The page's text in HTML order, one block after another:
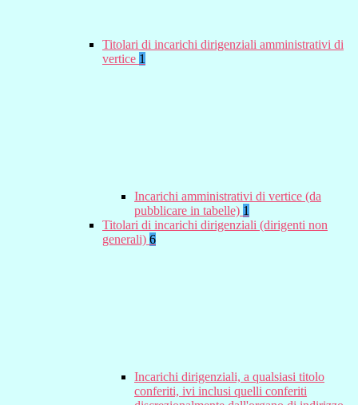
Titolari di incarichi dirigenziali amministrativi di
vertice 1
Incarichi amministrativi di vertice (da
pubblicare in tabelle) 1
Titolari di incarichi dirigenziali (dirigenti non
generali) 6
Incarichi dirigenziali, a qualsiasi titolo
conferiti, ivi inclusi quelli conferiti